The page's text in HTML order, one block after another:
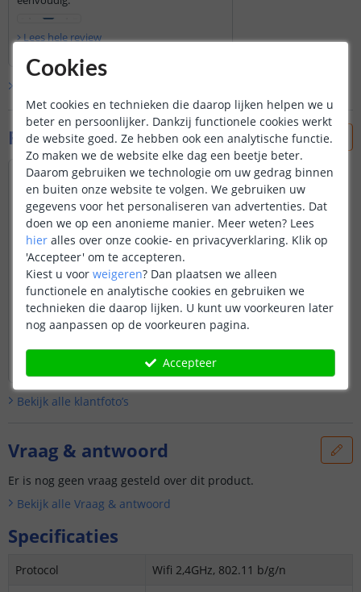
Lees hele review
Foto's van klanten
Bekijk alle klantfoto’s
Vraag & antwoord
Er is nog geen vraag gesteld over dit product.
Bekijk alle Vraag & antwoord
Specificaties
Protocol
Wifi 2,4GHz, 802.11 b/g/n
Cookies
Met cookies en technieken die daarop lijken helpen we u
beter en persoonlijker. Dankzij functionele cookies werkt
de website goed. Ze hebben ook een analytische functie.
Zo maken we de website elke dag een beetje beter.
Daarom gebruiken we technologie om uw gedrag binnen
en buiten onze website te volgen. We gebruiken uw
gegevens voor het personaliseren van advertenties. Dat
doen we op een anonieme manier. Meer weten? Lees
hier alles over onze cookie- en privacyverklaring. Klik op
'Accepteer' om te accepteren.
Kiest u voor weigeren? Dan plaatsen we alleen
functionele en analytische cookies en gebruiken we
technieken die daarop lijken. U kunt uw voorkeuren later
nog aanpassen op de voorkeuren pagina.
Accepteer